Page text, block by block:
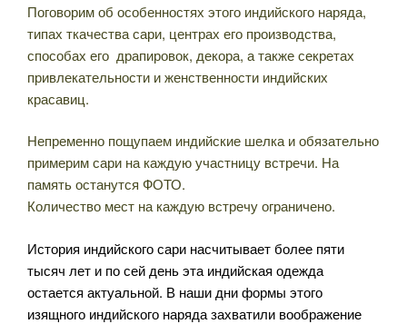
Поговорим об особенностях этого индийского наряда,
типах ткачества сари, центрах его производства,
способах его драпировок, декора, а также секретах
привлекательности и женственности индийских
красавиц.
Непременно пощупаем индийские шелка и обязательно
примерим сари на каждую участницу встречи. На
память останутся ФОТО.
Количество мест на каждую встречу ограничено.
История индийского сари насчитывает более пяти
тысяч лет и по сей день эта индийская одежда
остается актуальной. В наши дни формы этого
изящного индийского наряда захватили воображение